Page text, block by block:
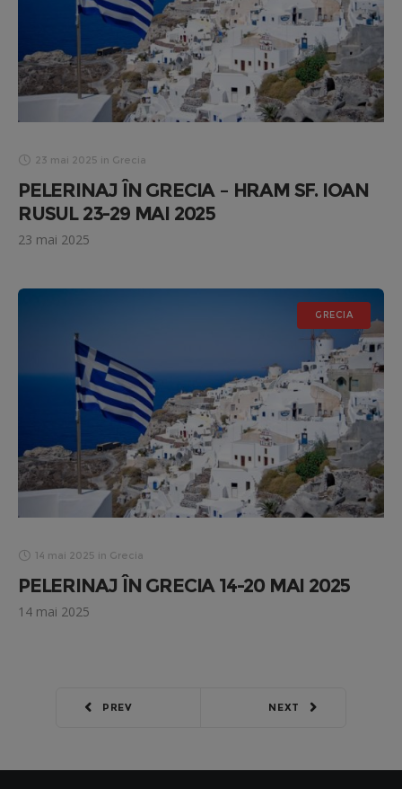
23 mai 2025 in Grecia
PELERINAJ ÎN GRECIA – HRAM SF. IOAN
RUSUL 23-29 MAI 2025
23 mai 2025
GRECIA
14 mai 2025 in Grecia
PELERINAJ ÎN GRECIA 14-20 MAI 2025
14 mai 2025
PREV NEXT